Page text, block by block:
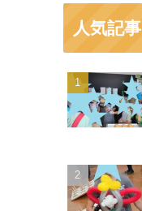
人気記事